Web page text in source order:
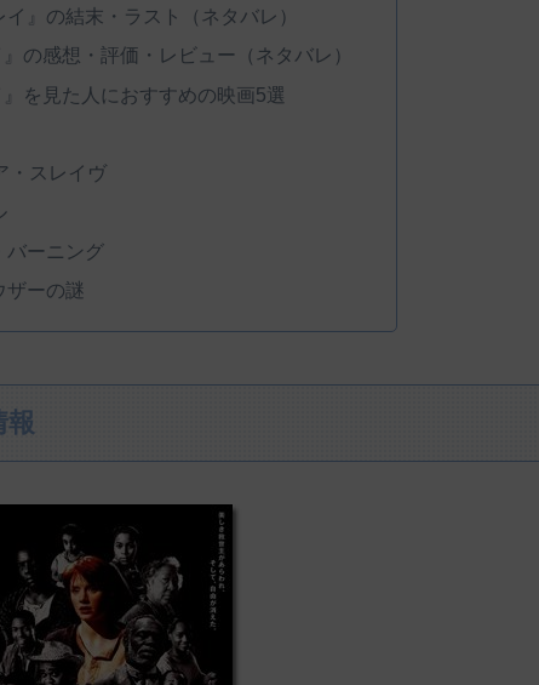
』の結末・ラスト（ネタバレ）
の感想・評価・レビュー（ネタバレ）
を見た人におすすめの映画5選
・スレイヴ
バーニング
ザーの謎
報